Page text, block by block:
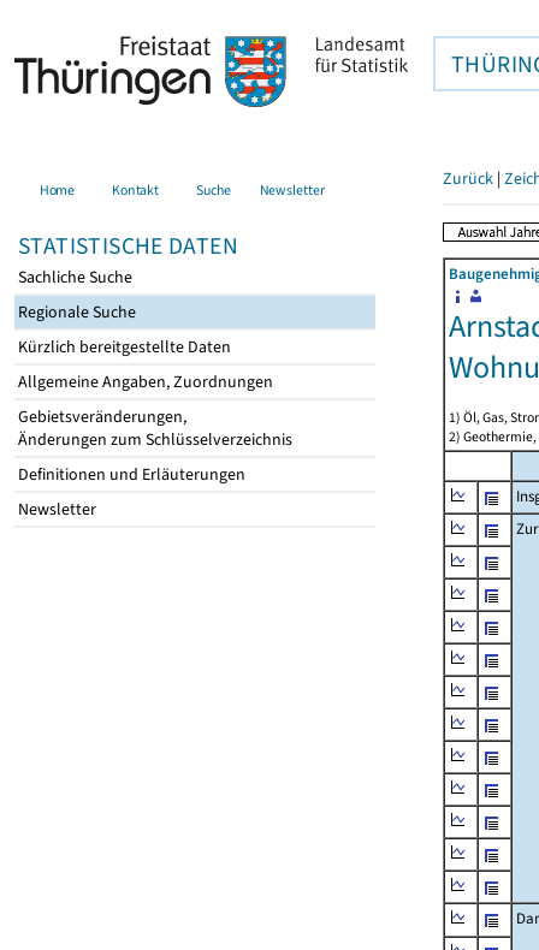
Home Kontakt Suche Newsletter
STATISTISCHE DATEN
Sachliche Suche
Regionale Suche
Kürzlich bereitgestellte Daten
Allgemeine Angaben, Zuordnungen
Gebietsveränderungen,
Änderungen zum Schlüsselverzeichnis
Definitionen und Erläuterungen
Newsletter
Zurück |
1) Öl, Gas,
2)